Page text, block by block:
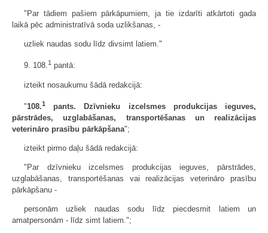
"Par tādiem pašiem pārkāpumiem, ja tie izdarīti atkārtoti gada
laikā pēc administratīvā soda uzlikšanas, -
uzliek naudas sodu līdz divsimt latiem."
9. 108.1 pantā:
izteikt nosaukumu šādā redakcijā:
"108.1
pants. Dzīvnieku izcelsmes produkcijas ieguves,
pārstrādes, uzglabāšanas, transportēšanas un realizācijas
veterināro prasību pārkāpšana";
izteikt pirmo daļu šādā redakcijā:
"Par dzīvnieku izcelsmes produkcijas ieguves, pārstrādes,
uzglabāšanas, transportēšanas vai realizācijas veterināro prasību
pārkāpšanu -
personām uzliek naudas sodu līdz piecdesmit latiem un
amatpersonām - līdz simt latiem.";